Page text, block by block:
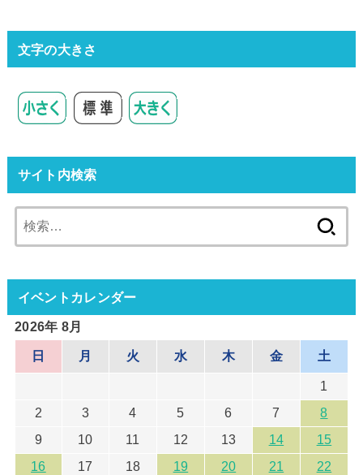
文字の大きさ
サイト内検索
索:
イベントカレンダー
2026年 8月
日 月 火 水 木 金 土
1
2
3 4 5 6 7
8
9
10 11 12 13 14
15
16
17 18 19 20 21
22